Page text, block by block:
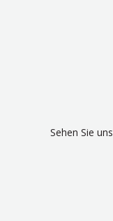
Sehen Sie